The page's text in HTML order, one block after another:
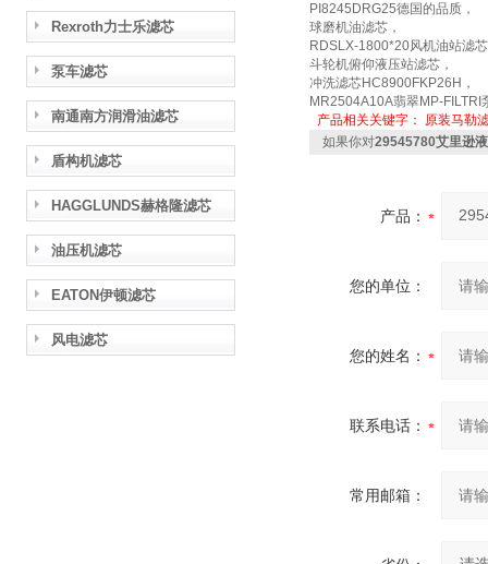
Rexroth力士乐滤芯
泵车滤芯
南通南方润滑油滤芯
盾构机滤芯
HAGGLUNDS赫格隆滤芯
油压机滤芯
EATON伊顿滤芯
风电滤芯
PI8245DRG25德国的品质，
球磨机油滤芯，
RDSLX-1800*20风机油站滤
斗轮机俯仰液压站滤芯，
冲洗滤芯HC8900FKP26H，
MR2504A10A翡翠MP-FILTRI
产品相关关键字： 原装马勒
如果你对29545780艾里逊
产品：
您的单位：
您的姓名：
联系电话：
常用邮箱：